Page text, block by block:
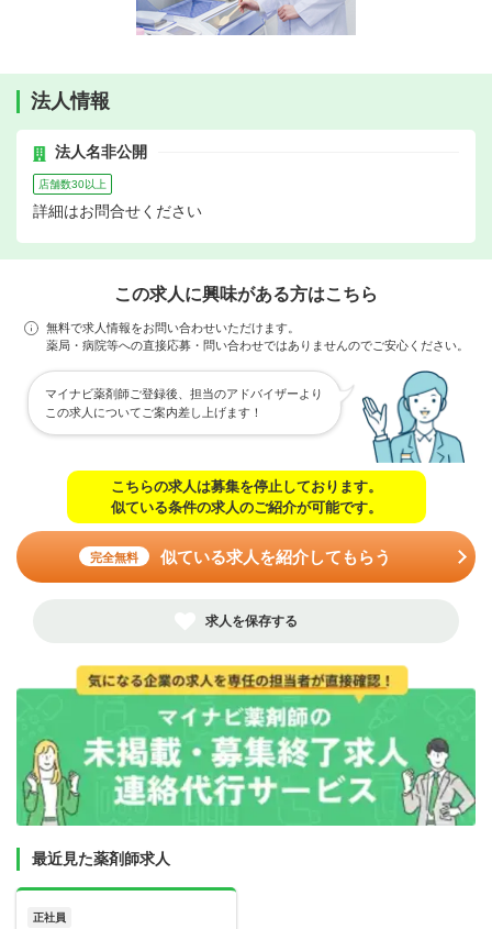
法人情報
法人名非公開
店舗数30以上
詳細はお問合せください
この求人に興味がある方はこちら
無料で求人情報をお問い合わせいただけます。
薬局・病院等への直接応募・問い合わせではありませんのでご安心ください。
マイナビ薬剤師ご登録後、担当のアドバイザーより
この求人についてご案内差し上げます！
こちらの求人は募集を停止しております。
似ている条件の求人のご紹介が可能です。
完全無料 似ている求人を紹介してもらう
求人を保存する
最近見た薬剤師求人
正社員